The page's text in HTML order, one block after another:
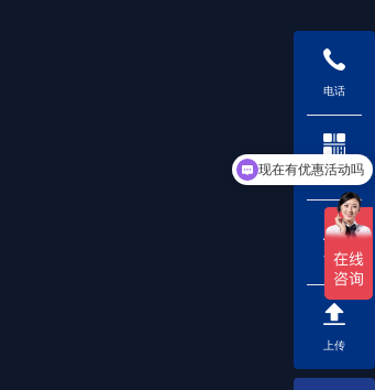
电话
二维码
下载
上传
可以介绍下你们的产品么
现在有优惠活动吗